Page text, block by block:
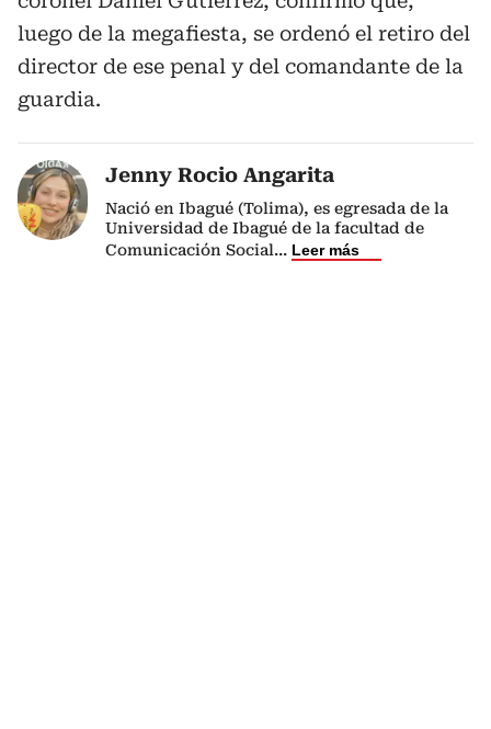
luego de la megafiesta, se ordenó el retiro del
director de ese penal y del comandante de la
guardia.
Jenny Rocio Angarita
Nació en Ibagué (Tolima), es egresada de la
Universidad de Ibagué de la facultad de
Comunicación Social... Leer más